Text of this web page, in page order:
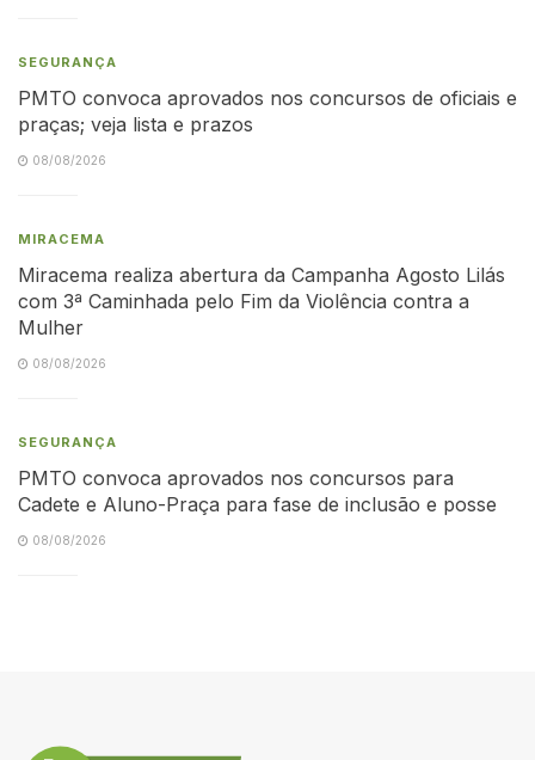
SEGURANÇA
PMTO convoca aprovados nos concursos de oficiais e
praças; veja lista e prazos
08/08/2026
MIRACEMA
Miracema realiza abertura da Campanha Agosto Lilás
com 3ª Caminhada pelo Fim da Violência contra a
Mulher
08/08/2026
SEGURANÇA
PMTO convoca aprovados nos concursos para
Cadete e Aluno-Praça para fase de inclusão e posse
08/08/2026